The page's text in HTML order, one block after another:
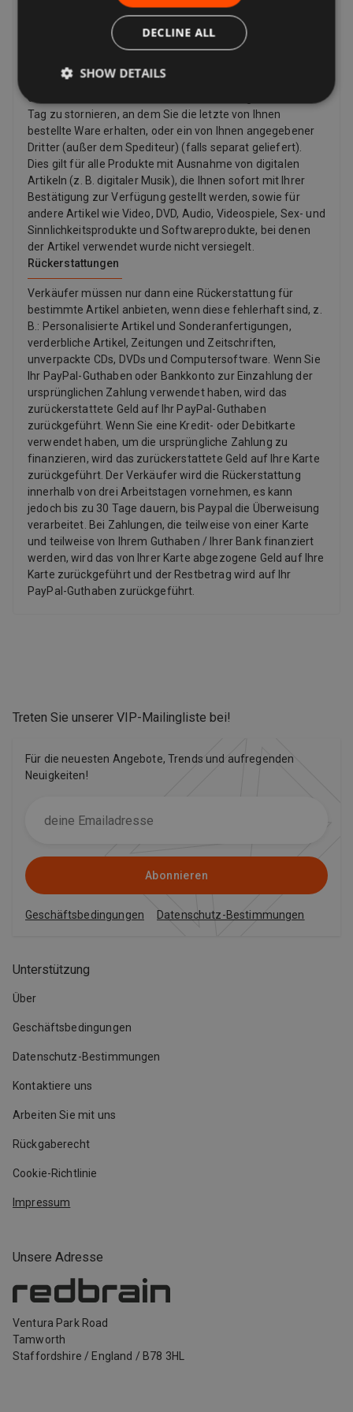
Verkäufer zahlen für das Rückporto, wenn es ein Problem
mit dem Artikel gibt. Wenn der Artikel beispielsweise nicht
mit der Auflistungsbeschreibung übereinstimmt,
beschädigt oder defekt ist oder gefälscht ist. Laut Gesetz
haben Kunden in der Europäischen Union auch das Recht,
den Kauf eines Artikels innerhalb von 14 Tagen ab dem
Tag zu stornieren, an dem Sie die letzte von Ihnen
bestellte Ware erhalten, oder ein von Ihnen angegebener
Dritter (außer dem Spediteur) (falls separat geliefert).
Dies gilt für alle Produkte mit Ausnahme von digitalen
Artikeln (z. B. digitaler Musik), die Ihnen sofort mit Ihrer
Bestätigung zur Verfügung gestellt werden, sowie für
andere Artikel wie Video, DVD, Audio, Videospiele, Sex- und
Sinnlichkeitsprodukte und Softwareprodukte, bei denen
der Artikel verwendet wurde nicht versiegelt.
Rückerstattungen
Verkäufer müssen nur dann eine Rückerstattung für
bestimmte Artikel anbieten, wenn diese fehlerhaft sind, z.
B.: Personalisierte Artikel und Sonderanfertigungen,
verderbliche Artikel, Zeitungen und Zeitschriften,
unverpackte CDs, DVDs und Computersoftware. Wenn Sie
Ihr PayPal-Guthaben oder Bankkonto zur Einzahlung der
ursprünglichen Zahlung verwendet haben, wird das
zurückerstattete Geld auf Ihr PayPal-Guthaben
zurückgeführt. Wenn Sie eine Kredit- oder Debitkarte
verwendet haben, um die ursprüngliche Zahlung zu
finanzieren, wird das zurückerstattete Geld auf Ihre Karte
zurückgeführt. Der Verkäufer wird die Rückerstattung
innerhalb von drei Arbeitstagen vornehmen, es kann
jedoch bis zu 30 Tage dauern, bis Paypal die Überweisung
verarbeitet. Bei Zahlungen, die teilweise von einer Karte
und teilweise von Ihrem Guthaben / Ihrer Bank finanziert
werden, wird das von Ihrer Karte abgezogene Geld auf Ihre
Karte zurückgeführt und der Restbetrag wird auf Ihr
PayPal-Guthaben zurückgeführt.
Unsere Adresse
Ventura Park Road
Tamworth
Staffordshire / England / B78 3HL
Unterstützung
Über
Geschäftsbedingungen
Datenschutz-Bestimmungen
Kontaktiere uns
Arbeiten Sie mit uns
Rückgaberecht
Cookie-Richtlinie
Impressum
Treten Sie unserer VIP-Mailingliste bei!
Für die neuesten Angebote, Trends und aufregenden
Neuigkeiten!
Abonnieren
Geschäftsbedingungen Datenschutz-Bestimmungen
DECLINE ALL
SHOW DETAILS